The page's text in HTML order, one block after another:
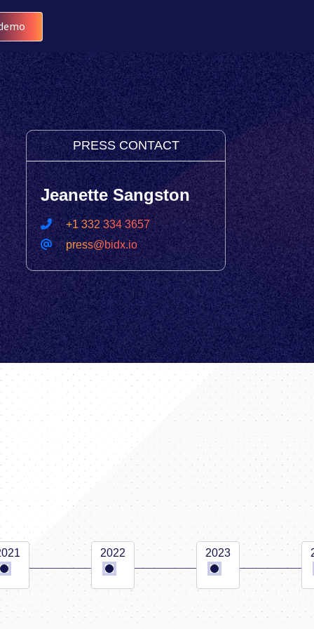
PRESS CONTACT
Jeanette Sangston
+1 332 334 3657
press@bidx.io
2022 2023